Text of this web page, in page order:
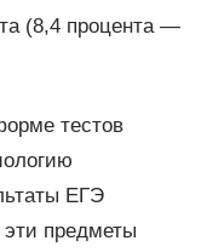
(8,4 процента —
тестов
ЕГЭ
эти предметы